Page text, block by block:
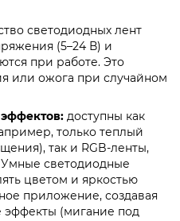
светодиодных лент
(5–24 В) и
при работе. Это
или ожога при случайном
доступны как
только теплый
так и RGB-ленты,
светодиодные
цветом и яркостью
приложение, создавая
эффекты (мигание под